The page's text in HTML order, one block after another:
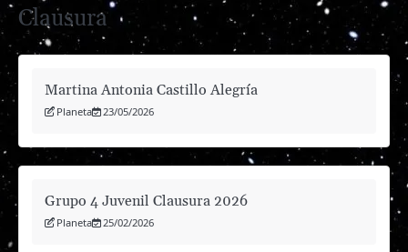
Clausura
Martina Antonia Castillo Alegría
Planeta 23/05/2026
Grupo 4 Juvenil Clausura 2026
Planeta 25/02/2026